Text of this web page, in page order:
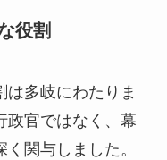
役割
多岐にわたりま
政官ではなく、幕
関与しました。